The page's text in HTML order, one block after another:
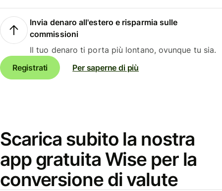
Invia denaro all'estero e risparmia sulle
commissioni
Il tuo denaro ti porta più lontano, ovunque tu sia.
Registrati
Per saperne di più
Scarica subito la nostra
app gratuita Wise per la
conversione di valute